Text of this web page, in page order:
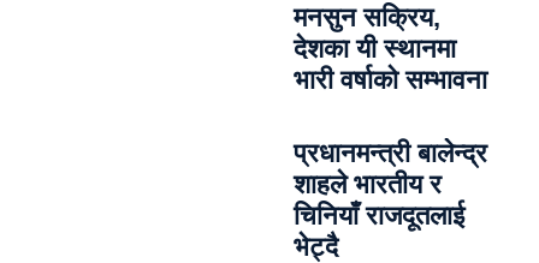
मनसुन सक्रिय,
देशका यी स्थानमा
भारी वर्षाको सम्भावना
प्रधानमन्त्री बालेन्द्र
शाहले भारतीय र
चिनियाँ राजदूतलाई
भेट्दै